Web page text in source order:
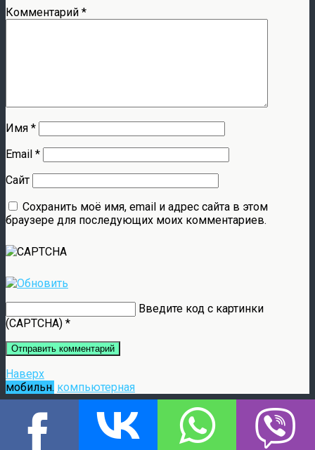
Комментарий *
Имя *
Email *
Сайт
Сохранить моё имя, email и адрес сайта в этом
браузере для последующих моих комментариев.
Введите код с картинки
(CAPTCHA) *
Наверх
мобильн. компьютерная